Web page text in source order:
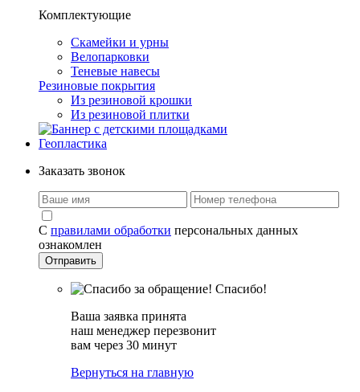
Комплектующие
Скамейки и урны
Велопарковки
Теневые навесы
Резиновые покрытия
Из резиновой крошки
Из резиновой плитки
Геопластика
Заказать звонок
С правилами обработки персональных данных
ознакомлен
Спасибо!
Ваша заявка принята
наш менеджер перезвонит
вам через 30 минут
Вернуться на главную